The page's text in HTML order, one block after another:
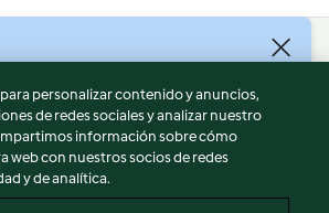
personalizar contenido y anuncios,
de redes sociales y analizar nuestro
información sobre cómo
web con nuestros socios de redes
y de analítica.